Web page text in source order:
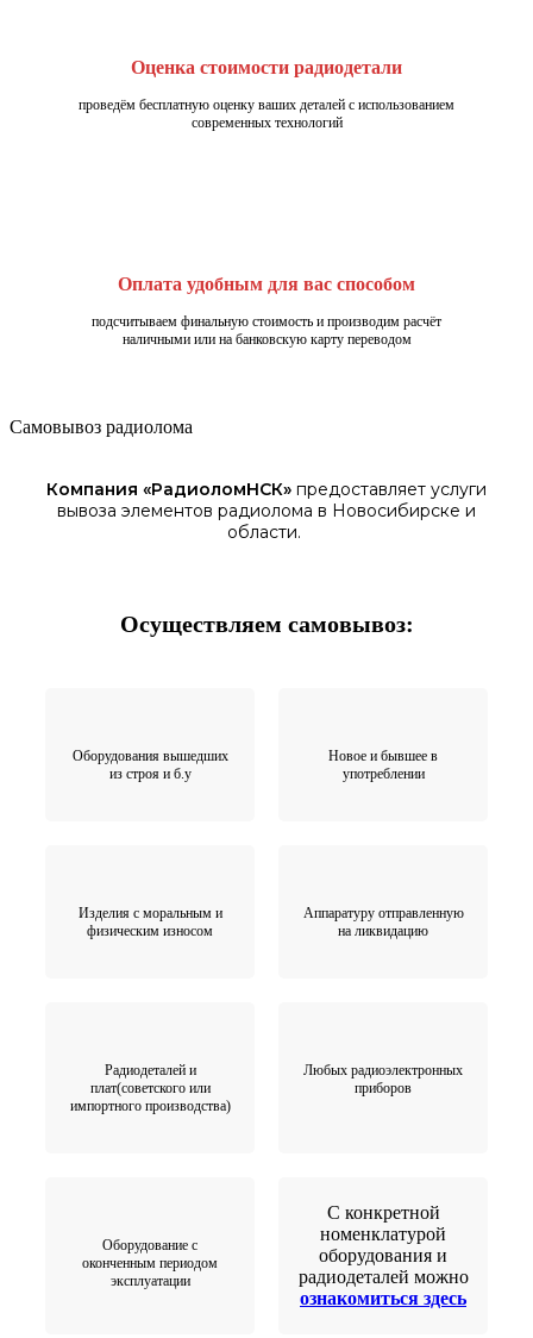
Оценка стоимости радиодетали
проведём бесплатную оценку ваших деталей с использованием
современных технологий
Оплата удобным для вас способом
подсчитываем финальную стоимость и производим расчёт
наличными или на банковскую карту переводом
Самовывоз радиолома
Компания «РадиоломНСК» предоставляет услуги
вывоза элементов радиолома в Новосибирске и
области.
Осуществляем самовывоз:
Оборудования вышедших
из строя и б.у
Новое и бывшее в
употреблении
Изделия с моральным и
физическим износом
Аппаратуру отправленную
на ликвидацию
Радиодеталей и
плат(советского или
импортного производства)
Любых радиоэлектронных
приборов
Оборудование с
оконченным периодом
эксплуатации
С конкретной
номенклатурой
оборудования и
радиодеталей можно
ознакомиться здесь